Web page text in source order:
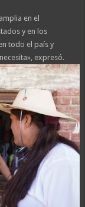
en el
y en los
todo el país y
expresó.